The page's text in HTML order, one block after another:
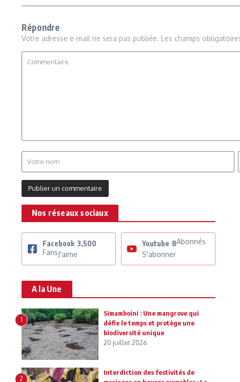
Répondre
Votre adresse e-mail ne sera pas publiée. Les champs
Nos réseaux sociaux
Facebook 3,500
FansJ'aime
Youtube 8Abonnés
S'abonner
A la Une
1
Simamboini : Une mangrove qui
défie le temps et protège une
biodiversité unique
20 juillet 2026
2
Interdiction des festivités de